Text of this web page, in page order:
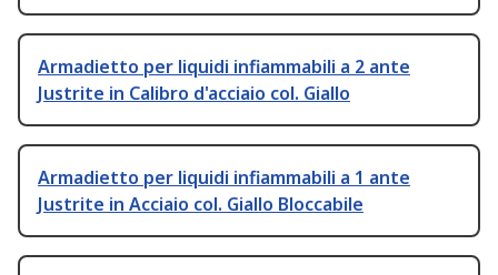
Armadietto per liquidi infiammabili a 2 ante
Justrite in Calibro d'acciaio col. Giallo
Armadietto per liquidi infiammabili a 1 ante
Justrite in Acciaio col. Giallo Bloccabile